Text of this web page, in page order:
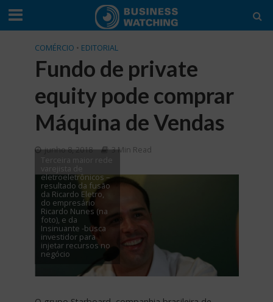
COMÉRCIO • EDITORIAL
Fundo de private
equity pode comprar
Máquina de Vendas
junho 8, 2018 3 Min Read
Terceira maior rede
varejista de
eletroeletrônicos –
resultado da fusão
da Ricardo Eletro,
do empresário
Ricardo Nunes (na
foto), e da
Insinuante -busca
investidor para
injetar recursos no
negócio